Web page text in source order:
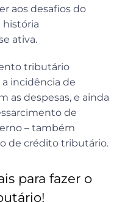
aos desafios do
história
ativa.
tributário
incidência de
as despesas, e ainda
de
– também
de crédito tributário.
para fazer o